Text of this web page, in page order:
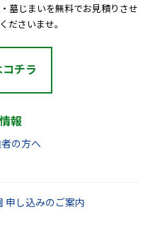
墓じまいを無料でお見積りさせ
ださいませ。
チラ
報
の方へ
申し込みのご案内